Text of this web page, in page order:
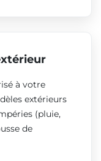
à votre
extérieurs
(pluie,
de